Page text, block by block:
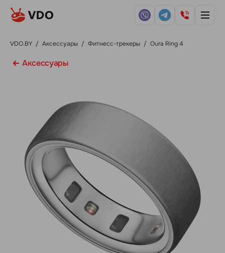
VDO.BY / Аксессуары / Фитнесс-трекеры / Oura Ring 4
Аксессуары